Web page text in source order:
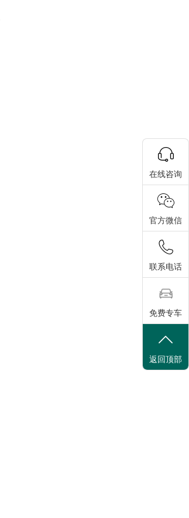
在线咨询
官方微信
联系电话
免费专车
返回顶部